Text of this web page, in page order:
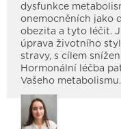
dysfunkce
onemocněních jako
obezita a tyto léčit.
úprava životního
stravy, s cílem
Hormonální léčba
Vašeho